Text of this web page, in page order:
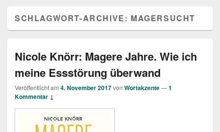
SCHLAGWORT-ARCHIVE: MAGERSUCHT
Nicole Knörr: Magere Jahre. Wie ich
meine Essstörung überwand
Veröffentlicht am 4. November 2017von Wortakzente—1
Kommentar ↓